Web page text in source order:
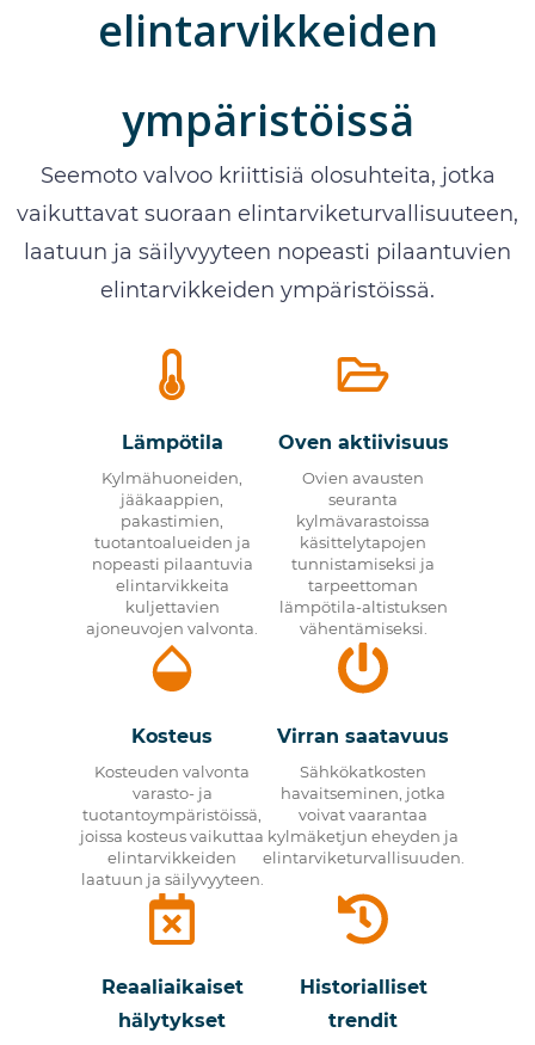
elintarvikkeiden
ympäristöissä
Seemoto valvoo kriittisiä olosuhteita, jotka
vaikuttavat suoraan elintarviketurvallisuuteen,
laatuun ja säilyvyyteen nopeasti pilaantuvien
elintarvikkeiden ympäristöissä.
Lämpötila
Kylmähuoneiden,
jääkaappien,
pakastimien,
tuotantoalueiden ja
nopeasti pilaantuvia
elintarvikkeita
kuljettavien
ajoneuvojen valvonta.
Oven aktiivisuus
Ovien avausten
seuranta
kylmävarastoissa
käsittelytapojen
tunnistamiseksi ja
tarpeettoman
lämpötila-altistuksen
vähentämiseksi.
Kosteus
Kosteuden valvonta
varasto- ja
tuotantoympäristöissä,
joissa kosteus vaikuttaa
elintarvikkeiden
laatuun ja säilyvyyteen.
Virran saatavuus
Sähkökatkosten
havaitseminen, jotka
voivat vaarantaa
kylmäketjun eheyden ja
elintarviketurvallisuuden.
Reaaliaikaiset
hälytykset
Historialliset
trendit